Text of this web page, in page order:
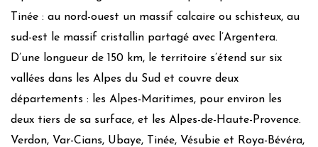
Tinée : au nord-ouest un massif calcaire ou schisteux, au
sud-est le massif cristallin partagé avec l’Argentera.
D’une longueur de 150 km, le territoire s’étend sur six
vallées dans les Alpes du Sud et couvre deux
départements : les Alpes-Maritimes, pour environ les
deux tiers de sa surface, et les Alpes-de-Haute-Provence.
Verdon, Var-Cians, Ubaye, Tinée, Vésubie et Roya-Bévéra,